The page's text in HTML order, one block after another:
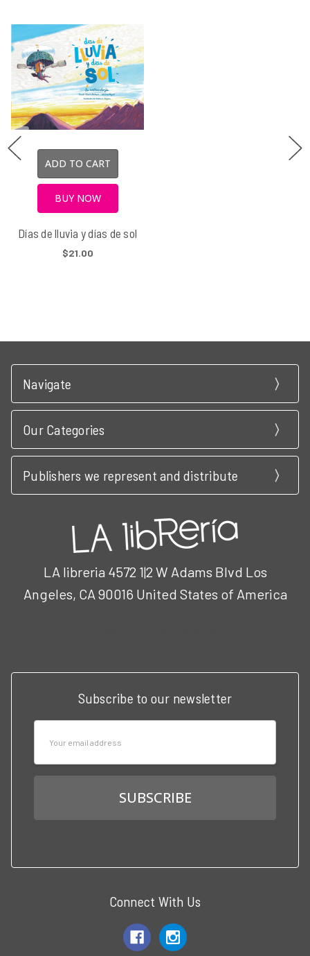
ADD TO CART
BUY NOW
Días de lluvia y días de sol
$21.00
Navigate
Our Categories
Publishers we represent and distribute
LA libreria 4572 1|2 W Adams Blvd Los
Angeles, CA 90016 United States of America
Subscribe to our newsletter
Connect With Us